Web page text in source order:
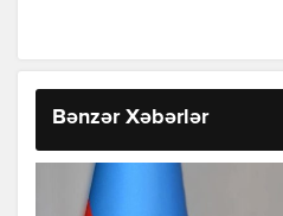
Bənzər Xəbərlər